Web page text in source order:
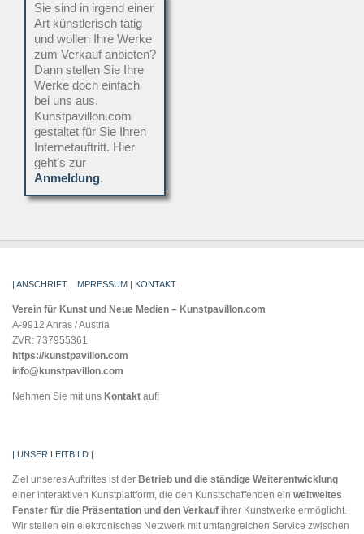
Sie sind in irgend einer
Art künstlerisch tätig
und wollen Ihre Werke
zum Verkauf anbieten?
Dann stellen Sie Ihre
Werke doch einfach
bei uns aus.
Kunstpavillon.com
gestaltet für Sie Ihren
Internetauftritt. Hier
geht’s zur
Anmeldung.
| ANSCHRIFT | IMPRESSUM | KONTAKT |
Verein für Kunst und Neue Medien – Kunstpavillon.com
A-9912 Anras / Austria
ZVR: 737955361
https://kunstpavillon.com
info@kunstpavillon.com
Nehmen Sie mit uns Kontakt auf!
| UNSER LEITBILD |
Ziel unseres Auftrittes ist der Betrieb und die ständige Weiterentwicklung
einer interaktiven Kunstplattform, die den Kunstschaffenden ein weltweites
Fenster für die Präsentation und den Verkauf ihrer Kunstwerke ermöglicht.
Wir stellen ein elektronisches Netzwerk mit umfangreichen Service zwischen